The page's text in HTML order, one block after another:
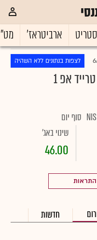
ארביטראז'
לצפות בנתונים ללא השהיה
אפ 1
NIS סוף יום
שינוי באג'
46.00
התראות
חדשות